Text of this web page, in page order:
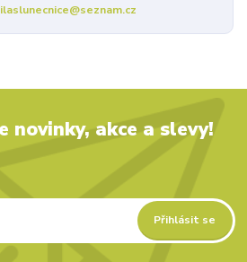
novinky, akce a slevy!
Přihlásit se